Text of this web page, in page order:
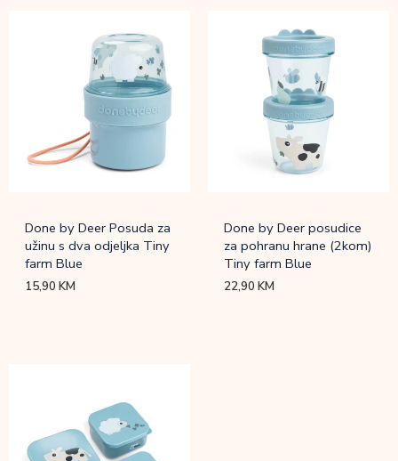
Done by Deer Posuda za
užinu s dva odjeljka Tiny
farm Blue
15,90KM
Done by Deer posudice
za pohranu hrane (2kom)
Tiny farm Blue
22,90KM